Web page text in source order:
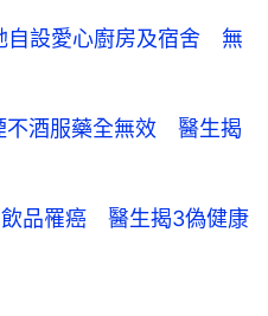
自設愛心廚房及宿舍 無
不酒服藥全無效 醫生揭
品罹癌 醫生揭3偽健康